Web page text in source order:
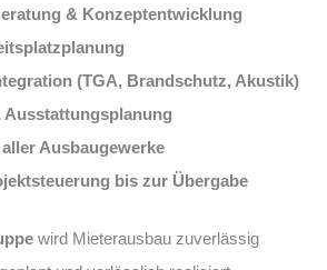
& Konzeptentwicklung
(TGA, Brandschutz, Akustik)
Ausstattungsplanung
Ausbaugewerke
bis zur Übergabe
wird Mieterausbau zuverlässig